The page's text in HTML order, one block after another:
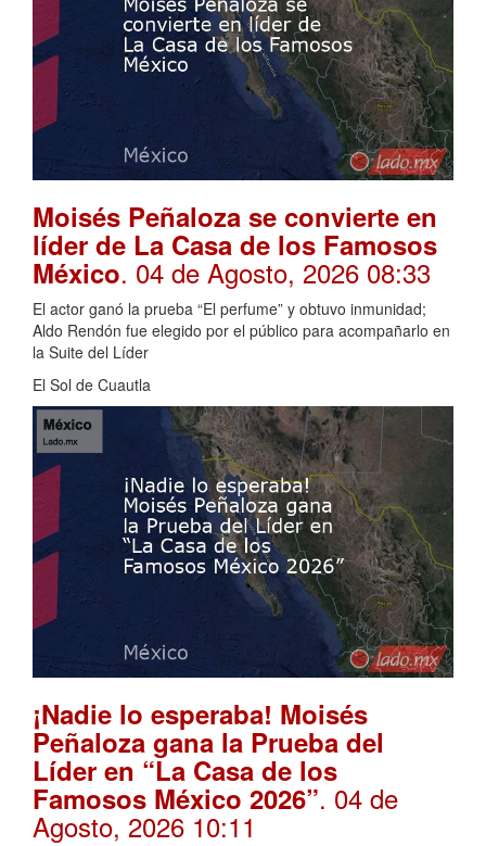
Moisés Peñaloza se convierte en
líder de La Casa de los Famosos
México. 04 de Agosto, 2026 08:33
El actor ganó la prueba “El perfume” y obtuvo inmunidad;
Aldo Rendón fue elegido por el público para acompañarlo en
la Suite del Líder
El Sol de Cuautla
¡Nadie lo esperaba! Moisés
Peñaloza gana la Prueba del
Líder en “La Casa de los
Famosos México 2026”. 04 de
Agosto, 2026 10:11